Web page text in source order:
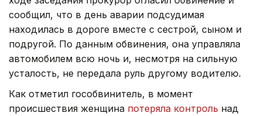
сообщил, что в день аварии подсудимая
находилась в дороге вместе с сестрой, сыном и
подругой. По данным обвинения, она управляла
автомобилем всю ночь и, несмотря на сильную
усталость, не передала руль другому водителю.
Как отметил гособвинитель, в момент
происшествия женщина потеряла контроль над